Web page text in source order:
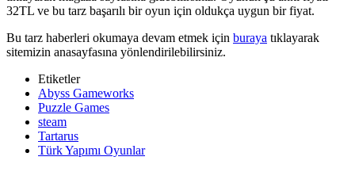
32TL ve bu tarz başarılı bir oyun için oldukça uygun bir fiyat.
Bu tarz haberleri okumaya devam etmek için buraya tıklayarak
sitemizin anasayfasına yönlendirilebilirsiniz.
Etiketler
Abyss Gameworks
Puzzle Games
steam
Tartarus
Türk Yapımı Oyunlar